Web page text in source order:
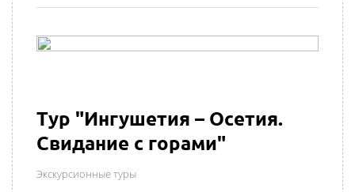
Тур "Ингушетия – Осетия.
Свидание с горами"
Экскурсионные туры